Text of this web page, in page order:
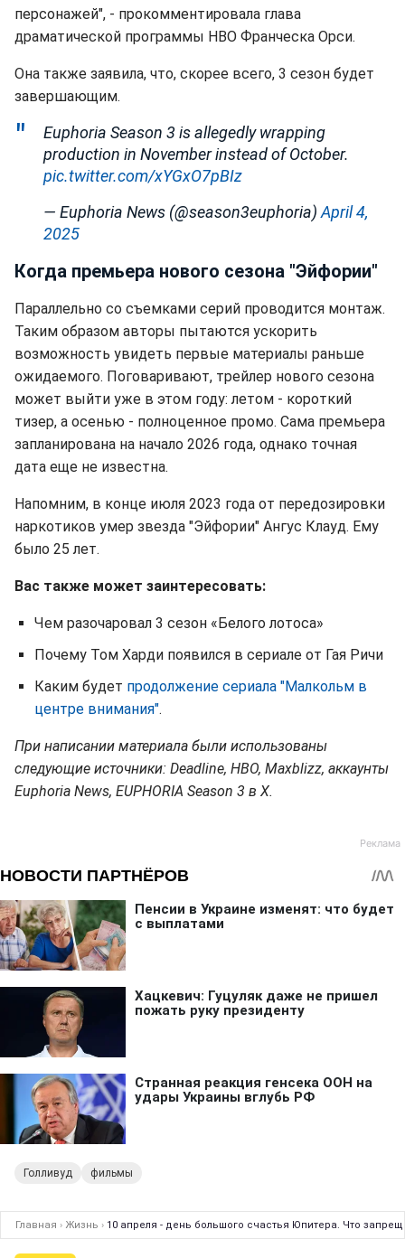
персонажей", - прокомментировала глава
драматической программы HBO Франческа Орси.
Она также заявила, что, скорее всего, 3 сезон будет
завершающим.
Euphoria Season 3 is allegedly wrapping
production in November instead of October.
pic.twitter.com/xYGxO7pBIz
— Euphoria News (@season3euphoria) April 4,
2025
Когда премьера нового сезона "Эйфории"
Параллельно со съемками серий проводится монтаж.
Таким образом авторы пытаются ускорить
возможность увидеть первые материалы раньше
ожидаемого. Поговаривают, трейлер нового сезона
может выйти уже в этом году: летом - короткий
тизер, а осенью - полноценное промо. Сама премьера
запланирована на начало 2026 года, однако точная
дата еще не известна.
Напомним, в конце июля 2023 года от передозировки
наркотиков умер звезда "Эйфории" Ангус Клауд. Ему
было 25 лет.
Вас также может заинтересовать:
Чем разочаровал 3 сезон «Белого лотоса»
Почему Том Харди появился в сериале от Гая Ричи
Каким будет продолжение сериала "Малкольм в
центре внимания".
При написании материала были использованы
следующие источники: Deadline, HBO, Maxblizz, аккаунты
Euphoria News, EUPHORIA Season 3 в X.
Голливуд фильмы
Главная › Жизнь › 10 апреля - день большого счастья Юпитера. Что